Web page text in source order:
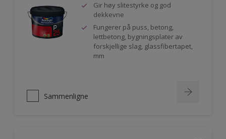
Gir høy slitestyrke og god
dekkevne
Fungerer på puss, betong,
lettbetong, bygningsplater av
forskjellige slag, glassfibertapet,
mm
Sammenligne